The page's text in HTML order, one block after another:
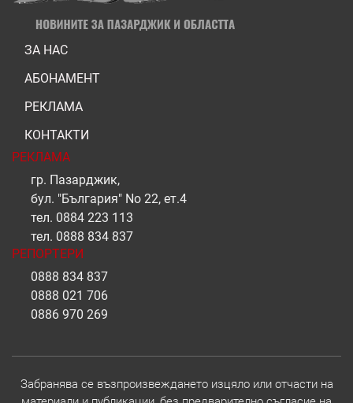
ЗА НАС
АБОНАМЕНТ
РЕКЛАМА
КОНТАКТИ
РЕКЛАМА
гр. Пазарджик,
бул. "България" No 22, ет.4
тел. 0884 223 113
тел. 0888 834 837
РЕПОРТЕРИ
0888 834 837
0888 021 706
0886 970 269
Забранява се възпроизвеждането изцяло или отчасти на